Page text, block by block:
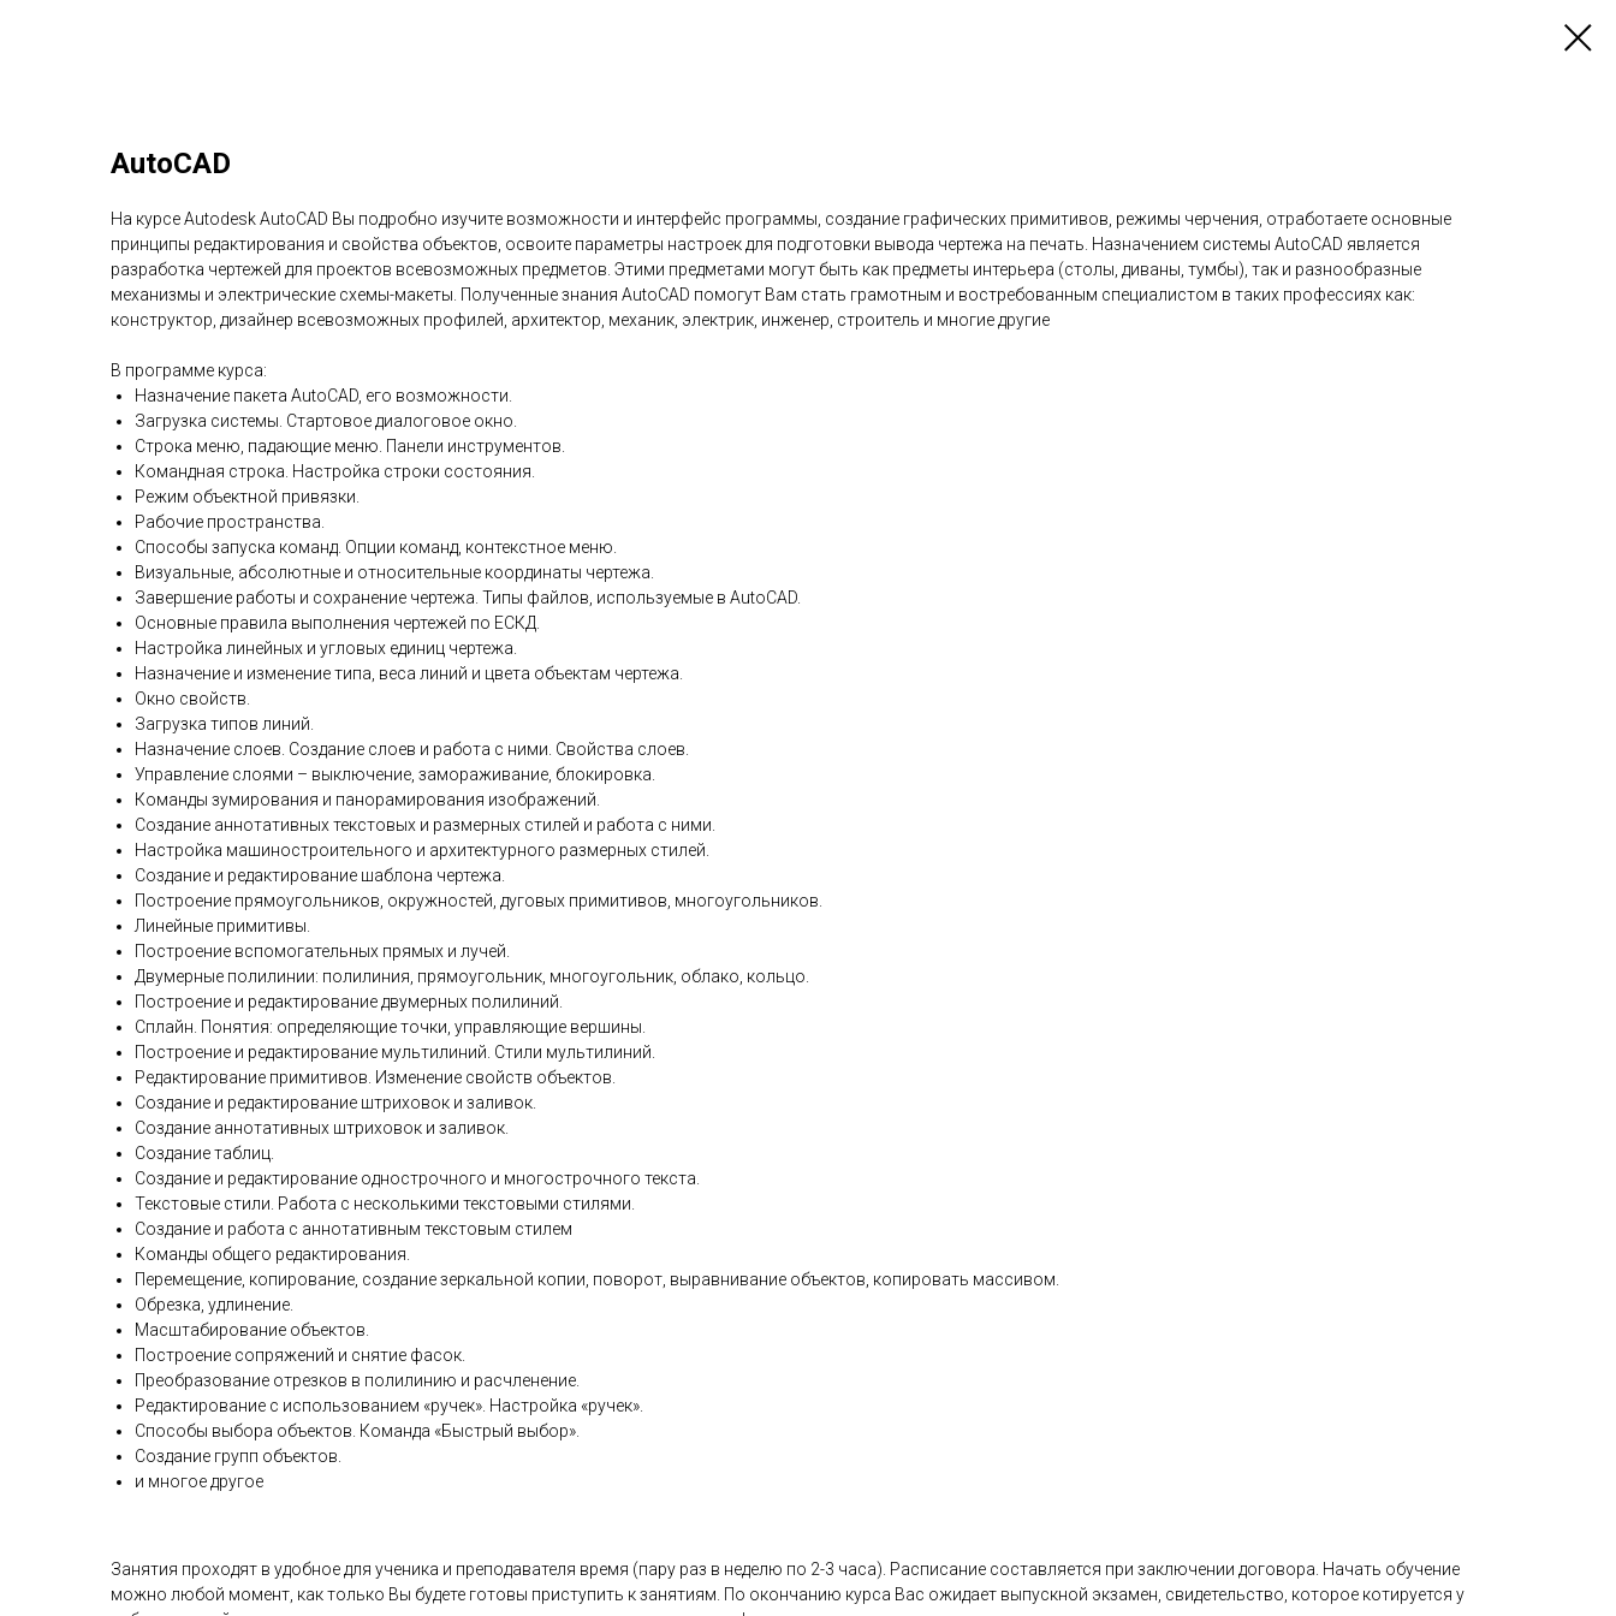
AutoCAD
На курсе Autodesk AutoCAD Вы подробно изучите возможности и интерфейс программы, создание графических примитивов, режимы черчения, отработаете основные
принципы редактирования и свойства объектов, освоите параметры настроек для подготовки вывода чертежа на печать. Назначением системы AutoCAD является
разработка чертежей для проектов всевозможных предметов. Этими предметами могут быть как предметы интерьера (столы, диваны, тумбы), так и разнообразные
механизмы и электрические схемы-макеты. Полученные знания AutoCAD помогут Вам стать грамотным и востребованным специалистом в таких профессиях как:
конструктор, дизайнер всевозможных профилей, архитектор, механик, электрик, инженер, строитель и многие другие
В программе курса:
Назначение пакета AutoCAD, его возможности.
Загрузка системы. Стартовое диалоговое окно.
Строка меню, падающие меню. Панели инструментов.
Командная строка. Настройка строки состояния.
Режим объектной привязки.
Рабочие пространства.
Способы запуска команд. Опции команд, контекстное меню.
Визуальные, абсолютные и относительные координаты чертежа.
Завершение работы и сохранение чертежа. Типы файлов, используемые в AutoCAD.
Основные правила выполнения чертежей по ЕСКД.
Настройка линейных и угловых единиц чертежа.
Назначение и изменение типа, веса линий и цвета объектам чертежа.
Окно свойств.
Загрузка типов линий.
Назначение слоев. Создание слоев и работа с ними. Свойства слоев.
Управление слоями – выключение, замораживание, блокировка.
Команды зумирования и панорамирования изображений.
Создание аннотативных текстовых и размерных стилей и работа с ними.
Настройка машиностроительного и архитектурного размерных стилей.
Создание и редактирование шаблона чертежа.
Построение прямоугольников, окружностей, дуговых примитивов, многоугольников.
Линейные примитивы.
Построение вспомогательных прямых и лучей.
Двумерные полилинии: полилиния, прямоугольник, многоугольник, облако, кольцо.
Построение и редактирование двумерных полилиний.
Сплайн. Понятия: определяющие точки, управляющие вершины.
Построение и редактирование мультилиний. Стили мультилиний.
Редактирование примитивов. Изменение свойств объектов.
Создание и редактирование штриховок и заливок.
Создание аннотативных штриховок и заливок.
Создание таблиц.
Создание и редактирование однострочного и многострочного текста.
Текстовые стили. Работа с несколькими текстовыми стилями.
Создание и работа с аннотативным текстовым стилем
Команды общего редактирования.
Перемещение, копирование, создание зеркальной копии, поворот, выравнивание объектов, копировать массивом.
Обрезка, удлинение.
Масштабирование объектов.
Построение сопряжений и снятие фасок.
Преобразование отрезков в полилинию и расчленение.
Редактирование с использованием «ручек». Настройка «ручек».
Способы выбора объектов. Команда «Быстрый выбор».
Создание групп объектов.
и многое другое
Занятия проходят в удобное для ученика и преподавателя время (пару раз в неделю по 2-3 часа). Расписание составляется при заключении договора. Начать обучение
можно любой момент, как только Вы будете готовы приступить к занятиям. По окончанию курса Вас ожидает выпускной экзамен, свидетельство, которое котируется у